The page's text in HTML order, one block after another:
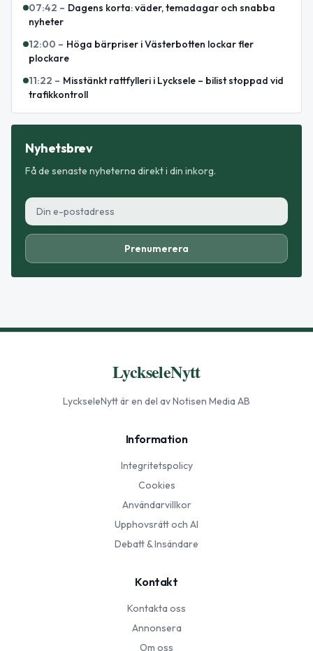
07:42 – Dagens korta: väder, temadagar och snabba
nyheter
12:00 – Höga bärpriser i Västerbotten lockar fler
plockare
11:22 – Misstänkt rattfylleri i Lycksele – bilist stoppad vid
trafikkontroll
Nyhetsbrev
Få de senaste nyheterna direkt i din inkorg.
Prenumerera
LyckseleNytt
LyckseleNyttär en del av Notisen Media AB
Information
Integritetspolicy
Cookies
Användarvillkor
Upphovsrätt och AI
Debatt & Insändare
Kontakt
Kontakta oss
Annonsera
Om oss